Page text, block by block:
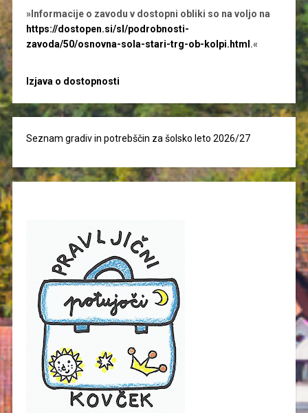
»Informacije o zavodu v dostopni obliki so na voljo na
https://dostopen.si/sl/podrobnosti-
zavoda/50/osnovna-sola-stari-trg-ob-kolpi.html .«
Izjava o dostopnosti
Seznam gradiv in potrebščin za šolsko leto 2026/27